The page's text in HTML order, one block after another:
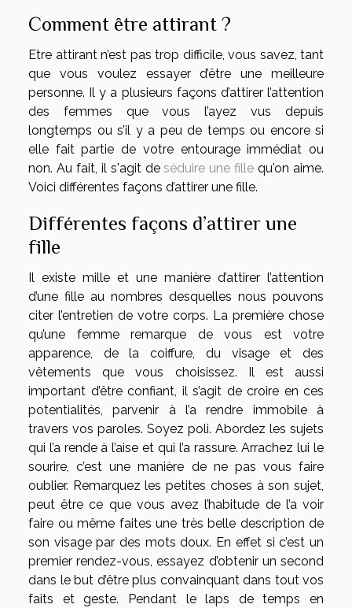
Comment être attirant ?
Etre attirant n’est pas trop difficile, vous savez, tant
que vous voulez essayer d’être une meilleure
personne. Il y a plusieurs façons d’attirer l’attention
des femmes que vous l’ayez vus depuis
longtemps ou s’il y a peu de temps ou encore si
elle fait partie de votre entourage immédiat ou
non. Au fait, il s'agit deséduire une fille qu'on aime.
Voici différentes façons d’attirer une fille.
Différentes façons d’attirer une
fille
Il existe mille et une manière d’attirer l’attention
d’une fille au nombres desquelles nous pouvons
citer l’entretien de votre corps. La première chose
qu’une femme remarque de vous est votre
apparence, de la coiffure, du visage et des
vêtements que vous choisissez. Il est aussi
important d’être confiant, il s’agit de croire en ces
potentialités, parvenir à l’a rendre immobile à
travers vos paroles. Soyez poli. Abordez les sujets
qui l’a rende à l’aise et qui l’a rassure. Arrachez lui le
sourire, c’est une manière de ne pas vous faire
oublier. Remarquez les petites choses à son sujet,
peut être ce que vous avez l’habitude de l’a voir
faire ou même faites une très belle description de
son visage par des mots doux. En effet si c’est un
premier rendez-vous, essayez d’obtenir un second
dans le but d’être plus convainquant dans tout vos
faits et geste. Pendant le laps de temps en